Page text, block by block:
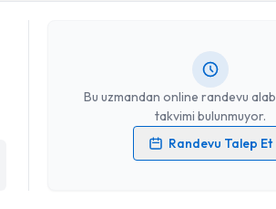
Bu uzmandan online randevu
takvimi bulunmuyor.
Randevu Talep Et
oluşturun. Size bu uzmandan randevu
Kişisel verilerimin işlenmesine ilişkin
Randevu Takvimi Talebi